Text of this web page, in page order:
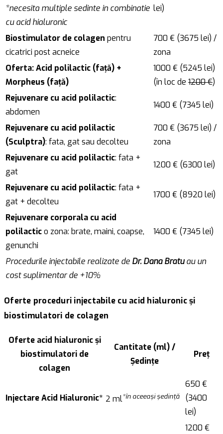
*necesita multiple sedinte in combinatie
cu acid hialuronic
lei)
Biostimulator de colagen pentru
cicatrici post acneice
700 € (3675 lei) /
zona
Oferta: Acid polilactic (față) +
Morpheus (față)
1000 € (5245 lei)
(în loc de 1200 €)
Rejuvenare cu acid polilactic:
abdomen
1400 € (7345 lei)
Rejuvenare cu acid polilactic
(Sculptra): fata, gat sau decolteu
700 € (3675 lei) /
zona
Rejuvenare cu acid polilactic: fata +
gat
1200 € (6300 lei)
Rejuvenare cu acid polilactic: fata +
gat + decolteu
1700 € (8920 lei)
Rejuvenare corporala cu acid
polilactico zona: brate, maini, coapse,
genunchi
1400 € (7345 lei)
Procedurile injectabile realizate de Dr. Dana Bratuau un
cost suplimentar de +10%
Oferte proceduri injectabile cu acid hialuronic și
biostimulatori de colagen
Oferte acid hialuronic și
biostimulatori de
colagen
Cantitate (ml) /
Ședințe
Preț
Injectare Acid Hialuronic* 2 ml*în aceeași ședință
650 €
(3400
lei)
1200 €